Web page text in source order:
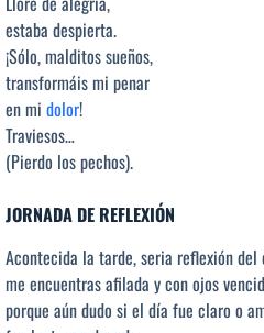
estaba despierta.
¡Sólo, malditos sueños,
transformáis mi penar
en mi dolor!
Traviesos…
(Pierdo los pechos).
JORNADA DE REFLEXIÓN
Acontecida la tarde, seria reflexión del
me encuentras afilada y con ojos
porque aún dudo si el día fue claro o